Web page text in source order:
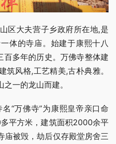
区大夫营子乡政府所在地,是
体的寺庙。始建于康熙十八
多年的历史。万佛寺整体建
筑风格,工艺精美,古朴典雅。
一的龙山而建。
“万佛寺”为康熙皇帝亲口命
平方米，建筑面积2000余平
庙被毁，劫后仅存殿堂房舍三